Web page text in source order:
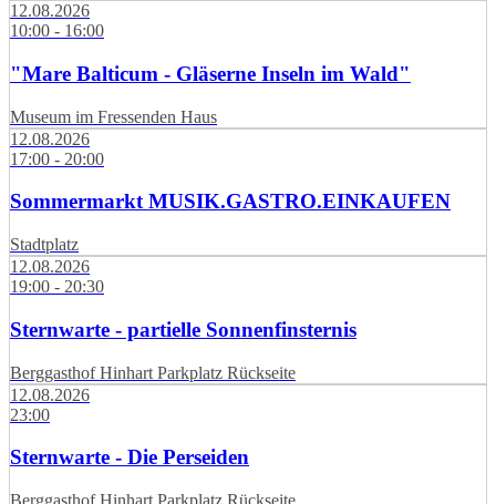
12.08.2026
10:00 - 16:00
"Mare Balticum - Gläserne Inseln im Wald"
Museum im Fressenden Haus
12.08.2026
17:00 - 20:00
Sommermarkt MUSIK.GASTRO.EINKAUFEN
Stadtplatz
12.08.2026
19:00 - 20:30
Sternwarte - partielle Sonnenfinsternis
Berggasthof Hinhart Parkplatz Rückseite
12.08.2026
23:00
Sternwarte - Die Perseiden
Berggasthof Hinhart Parkplatz Rückseite